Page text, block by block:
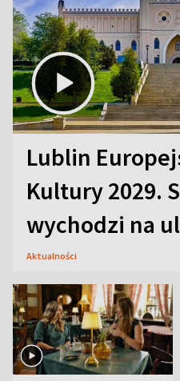
Lublin
Kultury 2029.
wychodzi na
Aktualności